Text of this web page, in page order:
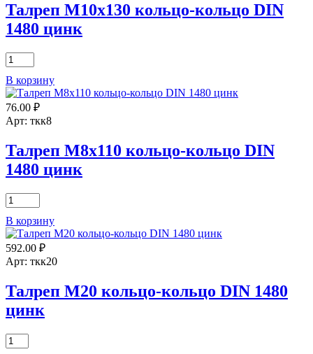
Талреп М10х130 кольцо-кольцо DIN
1480 цинк
Количество
товара
Талреп
М10х130
кольцо-
кольцо
1480
цинк
В корзину
76.00 ₽
Арт: ткк8
Талреп М8х110 кольцо-кольцо DIN
1480 цинк
Количество
товара
Талреп
М8х110
кольцо-
кольцо
1480
цинк
В корзину
592.00 ₽
Арт: ткк20
Талреп М20 кольцо-кольцо DIN 1480
цинк
Количество
товара